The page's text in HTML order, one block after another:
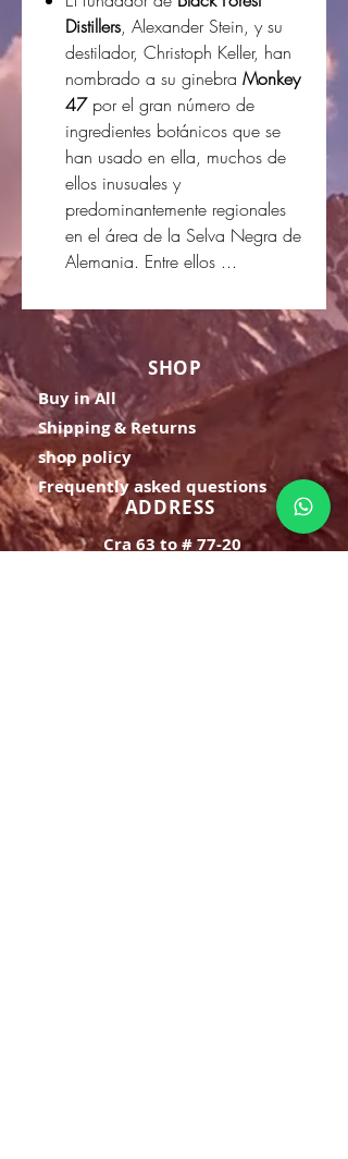
Distillers, Alexander Stein, y su
destilador, Christoph Keller, han
nombrado a su ginebra Monkey
47por el gran número de
ingredientes botánicos que se
han usado en ella, muchos de
ellos inusuales y
predominantemente regionales
en el área de la Selva Negra de
Alemania. Entre ellos ...
SHOP
Buy in All
Shipping & Returns
shop policy
Frequently asked questions
ADDRESS
Cra 63 to # 77-20